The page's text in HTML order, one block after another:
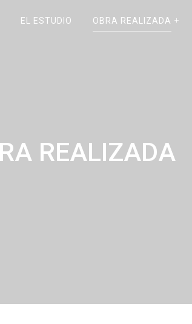
EL ESTUDIO OBRA REALIZADA
REALIZADA